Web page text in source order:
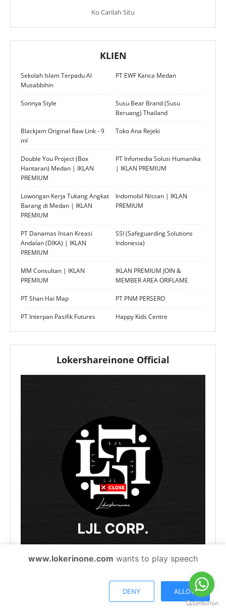
Ko Carilah Situ
KLIEN
Sekolah Islam Terpadu Al
Musabbihin
PT EWF Kanca Medan
Sonnya Style
Susu Bear Brand (Susu
Beruang) Thailand
Blackjam Original Raw Link - 9
ml
Toko Ana Rejeki
Double You Project (Box
Hantaran) Medan | IKLAN
PREMIUM
PT Infomedia Solusi Humanika
| IKLAN PREMIUM
Lowongan Kerja Tukang Angkat
Barang di Medan | IKLAN
PREMIUM
Indomobil Nissan | IKLAN
PREMIUM
PT Danamas Insan Kreasi
Andalan (DIKA) | IKLAN
PREMIUM
SSI (Safeguarding Solutions
Indonesia)
MM Consultan | IKLAN
PREMIUM
IKLAN PREMIUM JOIN &
MEMBER AREA ORIFLAME
PT Shan Hai Map PT PNM PERSERO
PT Interpan Pasifik Futures Happy Kids Centre
Lokershareinone Official
www.lokerinone.com wants to play speech
DENY ALLOW